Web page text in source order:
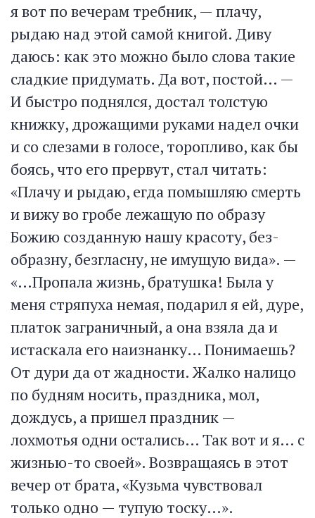
я вот по вечерам требник, — плачу,
рыдаю над этой самой книгой. Диву
даюсь: как это можно было слова такие
сладкие придумать. Да вот, постой… —
И быстро поднялся, достал толстую
книжку, дрожащими руками надел очки
и со слезами в голосе, торопливо, как бы
боясь, что его прервут, стал читать:
«Плачу и рыдаю, егда помышляю смерть
и вижу во гробе лежащую по образу
Божию созданную нашу красоту, без-
образну, безгласну, не имущую вида». —
«…Пропала жизнь, братушка! Была у
меня стряпуха немая, подарил я ей, дуре,
платок заграничный, а она взяла да и
истаскала его наизнанку… Понимаешь?
От дури да от жадности. Жалко налицо
по будням носить, праздника, мол,
дождусь, а пришел праздник —
лохмотья одни остались… Так вот и я… с
жизнью-то своей». Возвращаясь в этот
вечер от брата, «Кузьма чувствовал
только одно — тупую тоску…».